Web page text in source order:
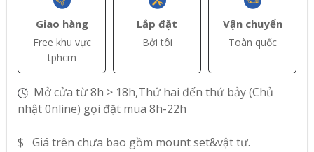
Giao hàng
Free khu vực
tphcm
Lắp đặt
Bởi tôi
Vận chuyển
Toàn quốc
Mở cửa từ 8h > 18h,Thứ hai đến thứ bảy (Chủ
nhật 0nline) gọi đặt mua 8h-22h
$ Giá trên chưa bao gồm mount set&vật tư.